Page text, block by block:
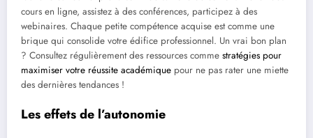
cours en ligne, assistez à des conférences, participez à des
webinaires. Chaque petite compétence acquise est comme une
brique qui consolide votre édifice professionnel. Un vrai bon plan
? Consultez régulièrement des ressources comme stratégies pour
maximiser votre réussite académique pour ne pas rater une miette
des dernières tendances !
Les effets de l’autonomie